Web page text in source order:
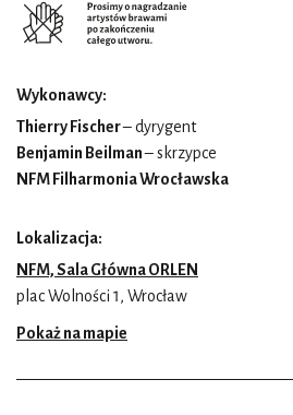
Wykonawcy:
Thierry Fischer– dyrygent
Benjamin Beilman– skrzypce
NFM Filharmonia Wrocławska
Lokalizacja:
NFM, Sala Główna ORLEN
plac Wolności 1, Wrocław
Pokaż na mapie